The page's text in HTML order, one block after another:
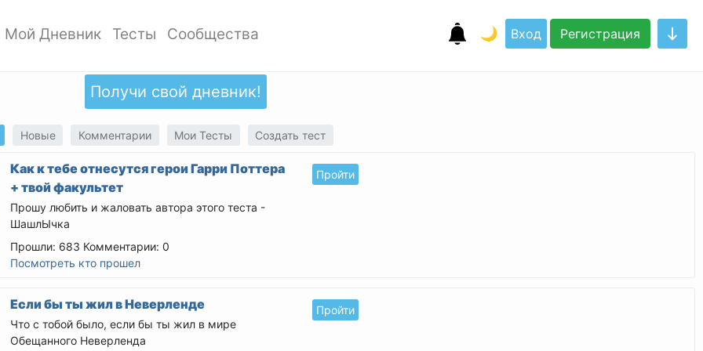
Мой Дневник
Добавить запись
Дизайн дневника
Обзор записей
Тесты
Добавить тест
Популярные тесты
Новые тесты
Сообщества
Создать сообщество
Обзор сообществ
🌙 Вход Регистрация
Получи свой дневник!
Новые Комментарии Мои Тесты Создать тест
Как к тебе отнесутся герои Гарри Поттера
+ твой факультет
Прошу любить и жаловать автора этого теста -
ШашлЫчка
Прошли: 683 Комментарии: 0
Посмотреть кто прошел
Пройти
Если бы ты жил в Неверленде
Что с тобой было, если бы ты жил в мире
Обещанного Неверленда
Пройти